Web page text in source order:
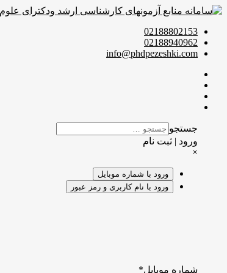
02188802153
02188940962
info@phdpezeshki.com
جستجو
ورود | ثبت نام
×
ورود با شماره موبایل
ورود با نام کاربری و رمز عبور
شماره موبایل*